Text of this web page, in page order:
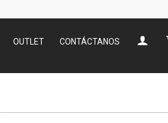
OUTLET CONTÁCTANOS